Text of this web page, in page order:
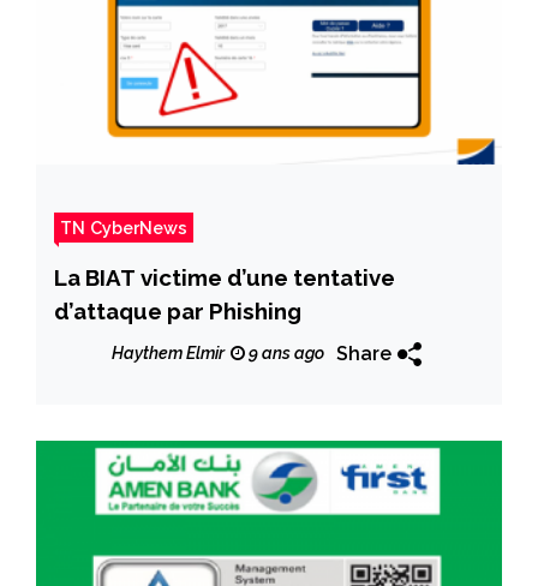
TN CyberNews
La BIAT victime d’une tentative
d’attaque par Phishing
Haythem Elmir 9 ans ago Share